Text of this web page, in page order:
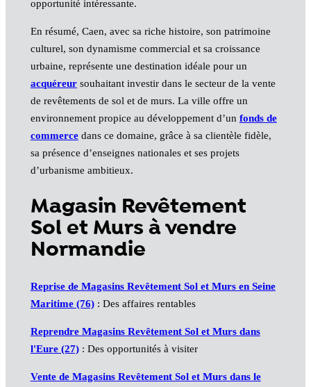
opportunité intéressante.
En résumé, Caen, avec sa riche histoire, son patrimoine
culturel, son dynamisme commercial et sa croissance
urbaine, représente une destination idéale pour un
acquéreursouhaitant investir dans le secteur de la vente
de revêtements de sol et de murs. La ville offre un
environnement propice au développement d’un fonds de
commercedans ce domaine, grâce à sa clientèle fidèle,
sa présence d’enseignes nationales et ses projets
d’urbanisme ambitieux.
Magasin Revêtement
Sol et Murs à vendre
Normandie
Reprise de Magasins Revêtement Sol et Murs en Seine
Maritime (76): Des affaires rentables
Reprendre Magasins Revêtement Sol et Murs dans
l'Eure (27): Des opportunités à visiter
Vente de Magasins Revêtement Sol et Murs dans le